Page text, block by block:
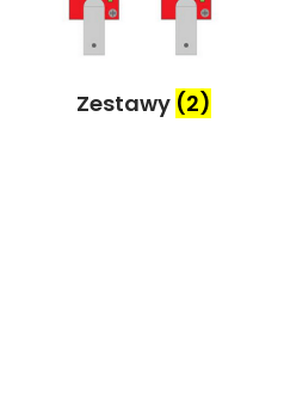
Zestawy (2)